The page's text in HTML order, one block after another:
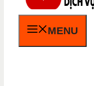
MENU